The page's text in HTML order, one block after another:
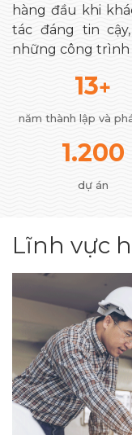
hàng đầu khi
tác đáng tin
những công trình
13+
năm thành lập và
1.200
dự án
Lĩnh vực